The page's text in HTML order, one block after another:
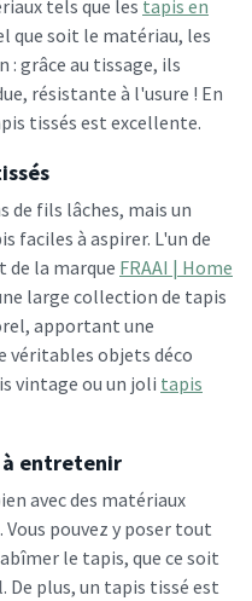
tels que les tapis en
que soit le matériau, les
grâce au tissage, ils
résistante à l'usure ! En
tissés est excellente.
de fils lâches, mais un
faciles à aspirer. L'un de
de la marque FRAAI | Home
large collection de tapis
apportant une
véritables objets déco
vintage ou un joli tapis
à entretenir
avec des matériaux
pouvez y poser tout
le tapis, que ce soit
De plus, un tapis tissé est